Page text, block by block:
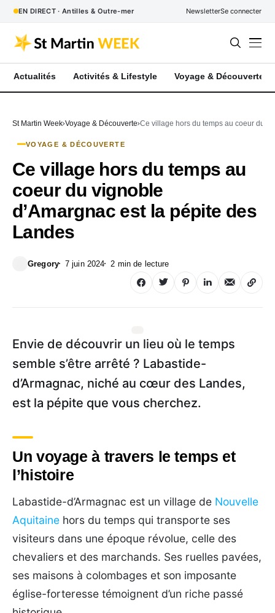
EN DIRECT · Antilles & Outre-mer NewsletterSe connecter
Actualités Activités & Lifestyle Voyage & Découverte
St Martin Week Voyage & Découverte Ce village hors du temps au coeur du
VOYAGE & DÉCOUVERTE
Ce village hors du temps au
coeur du vignoble
d’Amargnac est la pépite des
Landes
Gregory 7 juin 2024 2 min de lecture
Envie de découvrir un lieu où le temps
semble s’être arrêté ? Labastide-
d’Armagnac, niché au cœur des Landes,
est la pépite que vous cherchez.
Un voyage à travers le temps et
l’histoire
Labastide-d’Armagnac est un village de Nouvelle
Aquitaine hors du temps qui transporte ses
visiteurs dans une époque révolue, celle des
chevaliers et des marchands. Ses ruelles pavées,
ses maisons à colombages et son imposante
église-forteresse témoignent d’un riche passé